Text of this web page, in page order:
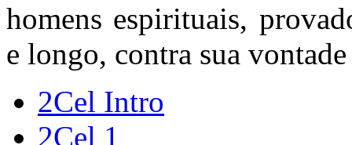
homens espirituais,
e longo, contra sua
2Cel Intro
2Cel 1